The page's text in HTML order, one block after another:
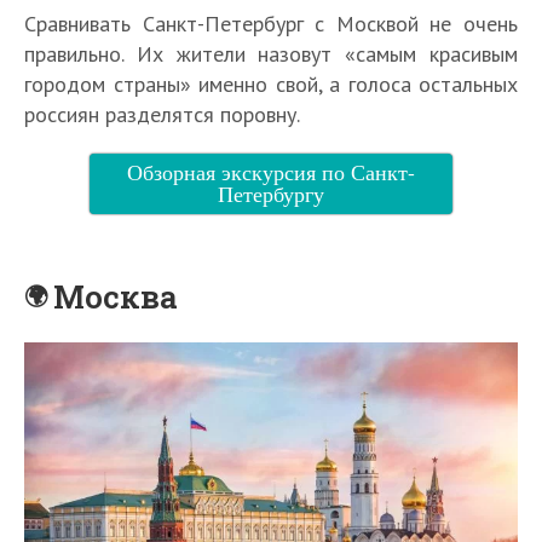
Сравнивать Санкт-Петербург с Москвой не очень
правильно. Их жители назовут «самым красивым
городом страны» именно свой, а голоса остальных
россиян разделятся поровну.
Обзорная экскурсия по Санкт-
Петербургу
Москва